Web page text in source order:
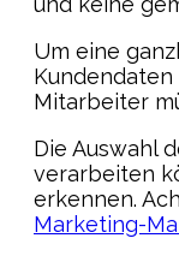
Um eine
Mitarbeiter
Die Auswahl
verarbeiten
erkennen.
Marketing-